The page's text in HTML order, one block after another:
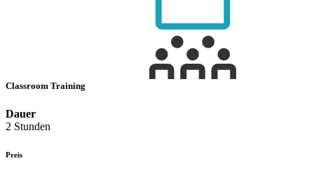
Classroom Training
Dauer
2 Stunden
Preis